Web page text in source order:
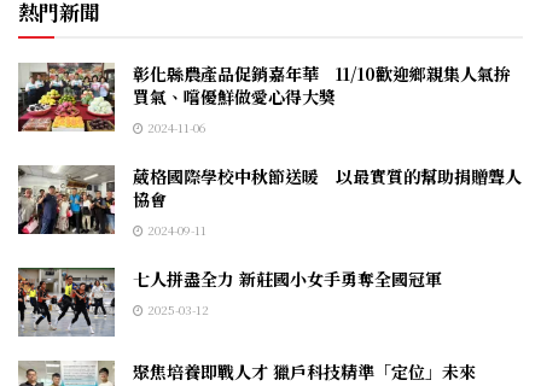
熱門新聞
彰化縣農產品促銷嘉年華 11/10歡迎鄉親集人氣拚
買氣、嚐優鮮做愛心得大獎
2024-11-06
葳格國際學校中秋節送暖 以最實質的幫助捐贈聾人
協會
2024-09-11
七人拼盡全力 新莊國小女手勇奪全國冠軍
2025-03-12
聚焦培養即戰人才 獵戶科技精準「定位」未來